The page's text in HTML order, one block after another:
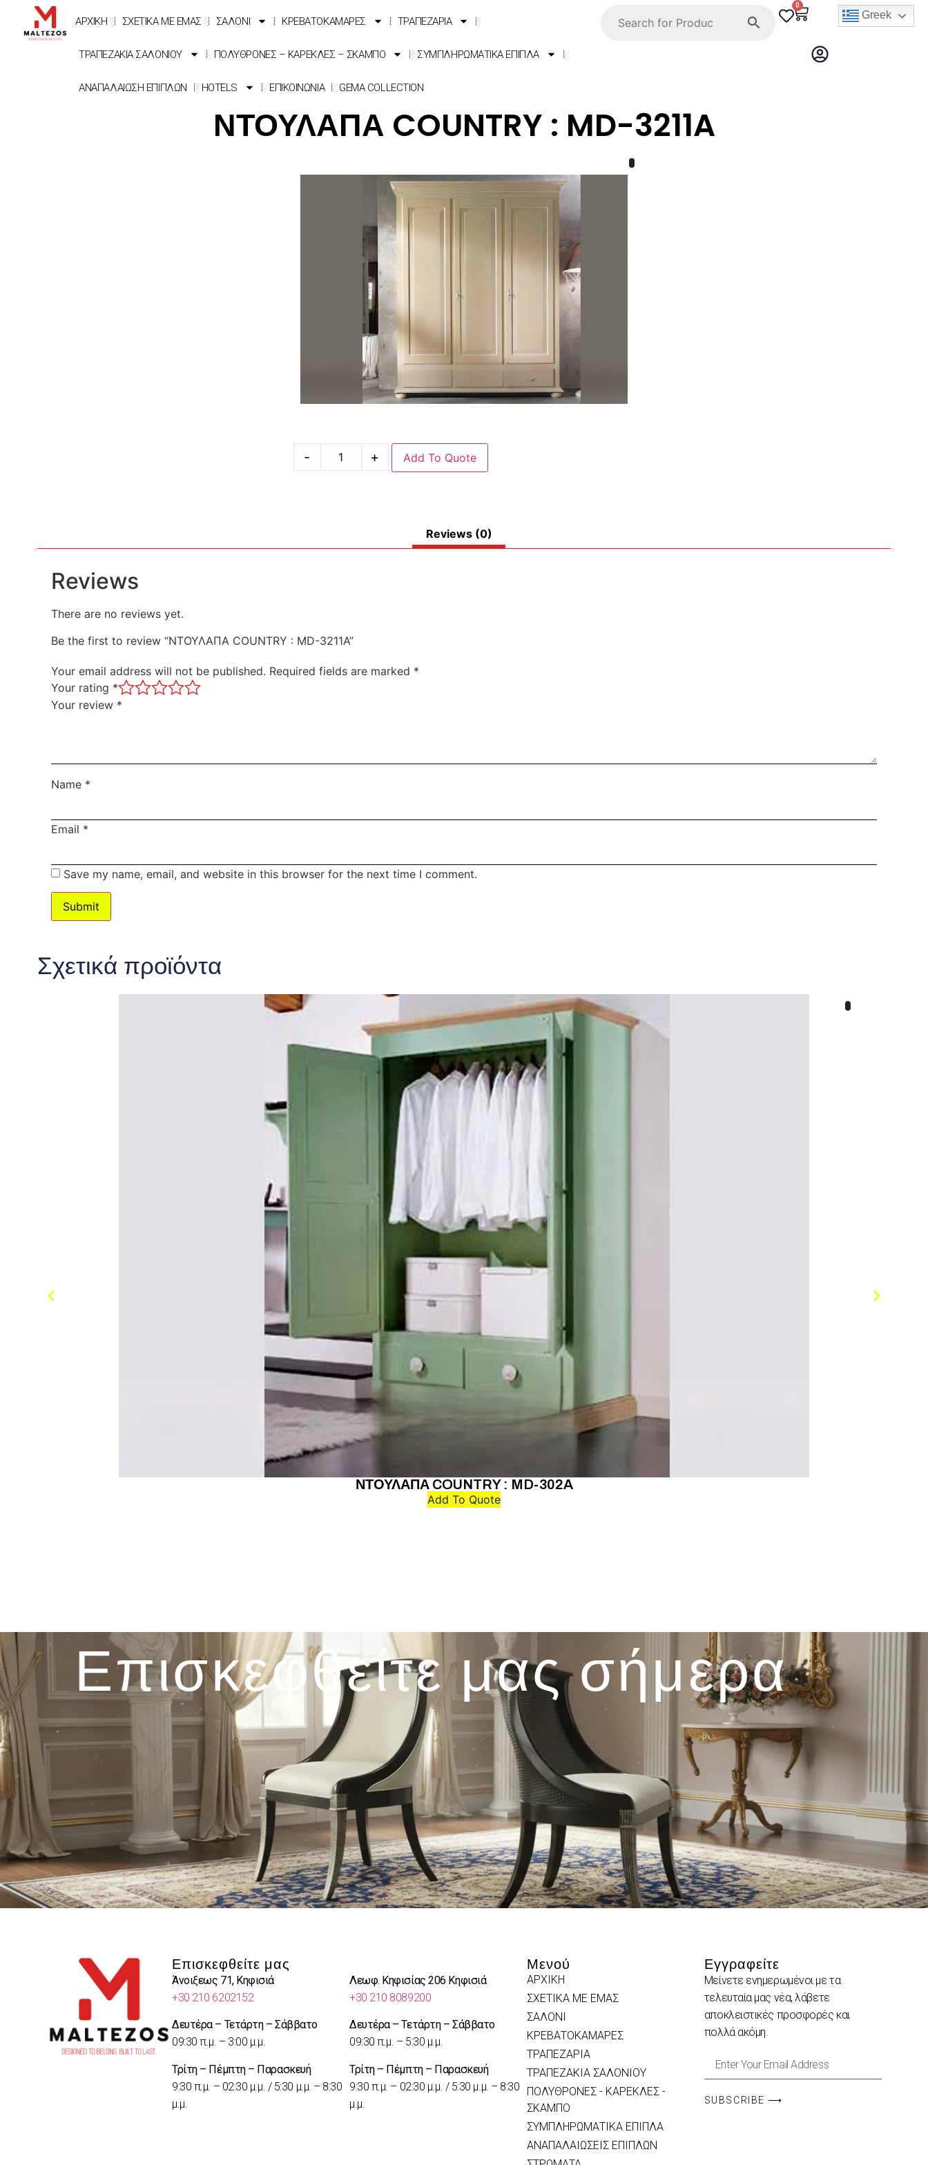
ΑΡΧΙΚΗ ΣΧΕΤΙΚΑ ΜΕ ΕΜΑΣ ΣΑΛΟΝΙ ΚΡΕΒΑΤΟΚΑΜΑΡΕΣ ΤΡΑΠΕΖΑΡΙΑ
ΤΡΑΠΕΖΑΚΙΑ ΣΑΛΟΝΙΟΥ ΠΟΛΥΘΡΟΝΕΣ – ΚΑΡΕΚΛΕΣ – ΣΚΑΜΠΟ ΣΥΜΠΛΗΡΩΜΑΤΙΚΑ ΕΠΙΠΛΑ
ΑΝΑΠΑΛΑΙΩΣΗ ΕΠΙΠΛΩΝ HOTELS ΕΠΙΚΟΙΝΩΝΙΑ GEMA COLLECTION
0
Greek
ΝΤΟΥΛΑΠΑ COUNTRY : MD-3211A
- + Add To Quote
Reviews (0)
Reviews
There are no reviews yet.
Be the first to review “ΝΤΟΥΛΑΠΑ COUNTRY : MD-3211A”
Your email address will not be published. Required fields are marked *
Your rating *
Your review *
Name *
Email *
Save my name, email, and website in this browser for the next time I comment.
Σχετικά προϊόντα
ΝΤΟΥΛΑΠΑ COUNTRY : MD-302A
Add To Quote
Επισκεφθείτε μας σήμερα
Επισκεφθείτε μας
Άνοιξεως 71, Κηφισιά
+30 210 6202152
Δευτέρα – Τετάρτη – Σάββατο
09:30 π.μ. – 3:00 μ.μ.
Τρίτη – Πέμπτη – Παρασκευή
9:30 π.μ. – 02:30 μ.μ. / 5:30 μ.μ. – 8:30
μ.μ.
Λεωφ. Κηφισίας 206 Κηφισιά
+30 210 8089200
Δευτέρα – Τετάρτη – Σάββατο
09:30 π.μ. – 5:30 μ.μ.
Τρίτη – Πέμπτη – Παρασκευή
9:30 π.μ. – 02:30 μ.μ. / 5:30 μ.μ. – 8:30
μ.μ.
Μενού
ΑΡΧΙΚΗ
ΣΧΕΤΙΚΑ ΜΕ ΕΜΑΣ
ΣΑΛΟΝΙ
ΚΡΕΒΑΤΟΚΑΜΑΡΕΣ
ΤΡΑΠΕΖΑΡΙΑ
ΤΡΑΠΕΖΑΚΙΑ ΣΑΛΟΝΙΟΥ
ΠΟΛΥΘΡΟΝΕΣ - ΚΑΡΕΚΛΕΣ -
ΣΚΑΜΠΟ
ΣΥΜΠΛΗΡΩΜΑΤΙΚΑ ΕΠΙΠΛΑ
ΑΝΑΠΑΛΑΙΩΣΕΙΣ ΕΠΙΠΛΩΝ
Εγγραφείτε
Μείνετε ενημερωμένοι με τα
τελευταία μας νέα, λάβετε
αποκλειστικές προσφορές και
πολλά ακόμη.
SUBSCRIBE ⟶